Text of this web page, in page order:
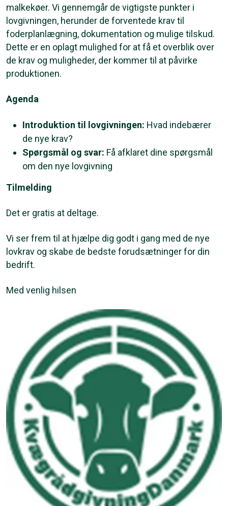
malkekøer. Vi gennemgår de vigtigste punkter i
lovgivningen, herunder de forventede krav til
foderplanlægning, dokumentation og mulige tilskud.
Dette er en oplagt mulighed for at få et overblik over
de krav og muligheder, der kommer til at påvirke
produktionen.
Agenda
Introduktion til lovgivningen: Hvad indebærer
de nye krav?
Spørgsmål og svar: Få afklaret dine spørgsmål
om den nye lovgivning
Tilmelding
Det er gratis at deltage.
Vi ser frem til at hjælpe dig godt i gang med de nye
lovkrav og skabe de bedste forudsætninger for din
bedrift.
Med venlig hilsen